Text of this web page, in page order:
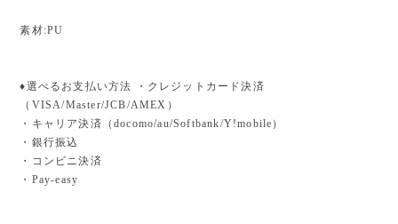
素材:PU
♦︎選べるお支払い方法 ・クレジットカード決済
（VISA/Master/JCB/AMEX）
・キャリア決済（docomo/au/Softbank/Y!mobile）
・銀行振込
・コンビニ決済
・Pay-easy